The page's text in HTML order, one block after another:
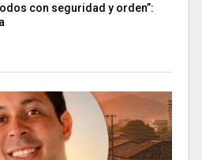
con seguridad y orden”: